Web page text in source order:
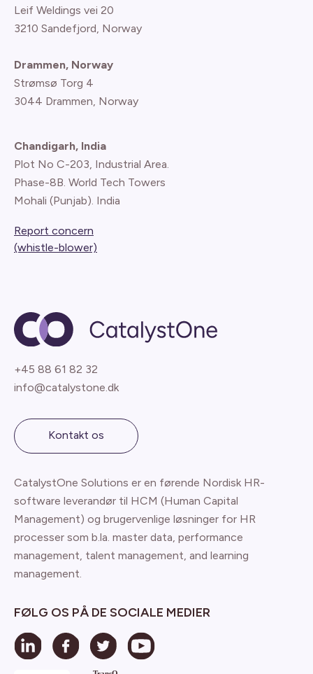
Leif Weldings vei 20
3210 Sandefjord, Norway
Drammen, Norway
Strømsø Torg 4
3044 Drammen, Norway
Chandigarh, India
Plot No C-203, Industrial Area.
Phase-8B. World Tech Towers
Mohali (Punjab). India
Report concern
(whistle-blower)
+45 88 61 82 32
info@catalystone.dk
Kontakt os
CatalystOne Solutions er en førende Nordisk HR-
software leverandør til HCM (Human Capital
Management) og brugervenlige løsninger for HR
processer som b.la. master data, performance
management, talent management, and learning
management.
FØLG OS PÅ DE SOCIALE MEDIER